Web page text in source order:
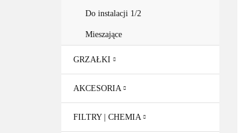
Do instalacji 1/2
Mieszające
GRZAŁKI
AKCESORIA
FILTRY | CHEMIA